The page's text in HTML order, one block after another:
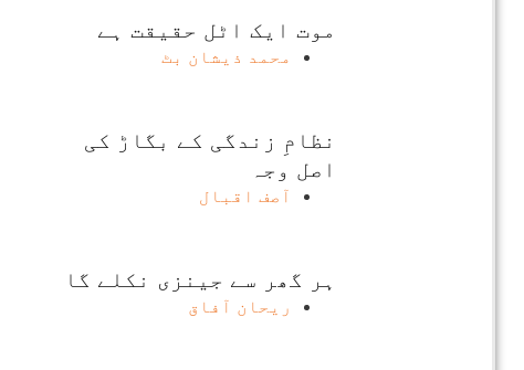
موت ایک اٹل حقیقت ہے
محمد ذیشان بٹ
نظامِ زندگی کے بگاڑ کی
اصل وجہ
آصف اقبال
ہر گھر سے جینزی نکلے گا
ریحان آفاق